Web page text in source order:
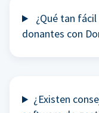
¿Qué tan
donantes con
¿Existen